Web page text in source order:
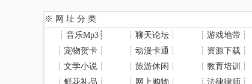
※ 网 址 分 类
┊ 音乐Mp3 ┊ ┊ 聊天论坛 ┊ ┊ 游戏地带 ┊
┊ 宠物贺卡 ┊ ┊ 动漫卡通 ┊ ┊ 资源下载 ┊
┊ 文学小说 ┊ ┊ 旅游休闲 ┊ ┊ 教育培训 ┊
┊ 鲜花礼品 ┊ ┊ 网上购物 ┊ ┊ 法律律师 ┊